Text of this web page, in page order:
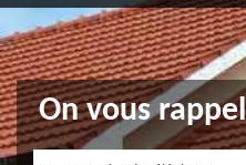
On vous